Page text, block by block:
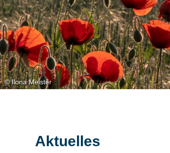
© Ilona Meister
Aktuelles